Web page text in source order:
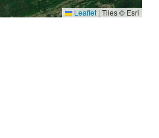
Leaflet | Tiles © Esri